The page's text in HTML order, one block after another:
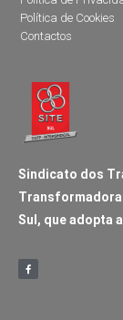
Política de Cookies
Contactos
Sindicato dos
Sul, que adopta